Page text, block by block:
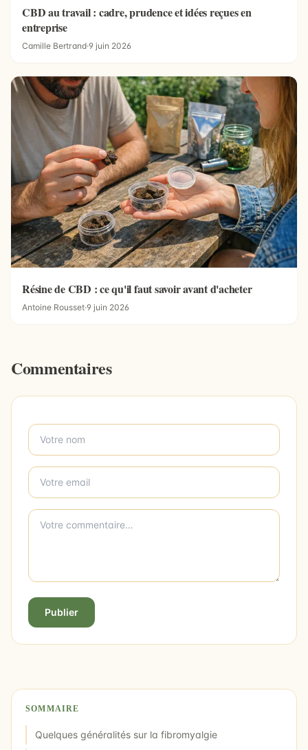
CBD au travail : cadre, prudence et idées reçues en
entreprise
Camille Bertrand·9 juin 2026
Résine de CBD : ce qu'il faut savoir avant d'acheter
Antoine Rousset·9 juin 2026
Commentaires
Publier
SOMMAIRE
Quelques généralités sur la fibromyalgie